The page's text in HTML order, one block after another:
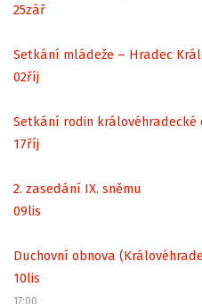
25zář
Setkání mládeže – Hradec
02říj
Setkání rodin královéhradecké
17říj
2. zasedání IX. sněmu
09lis
Duchovní obnova
10lis
17:00